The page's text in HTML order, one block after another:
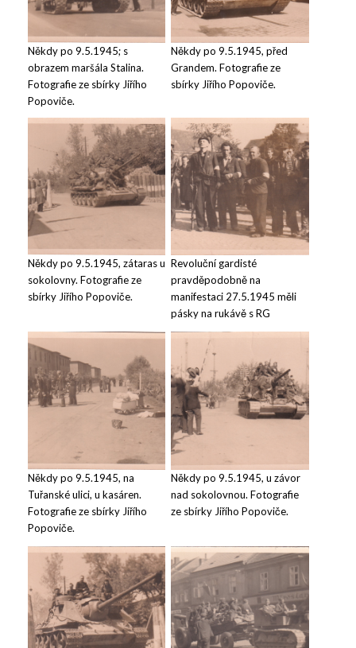
Někdy po 9.5.1945; s
obrazem maršála Stalina.
Fotografie ze sbírky Jiřího
Popoviče.
Někdy po 9.5.1945, před
Grandem. Fotografie ze
sbírky Jiřího Popoviče.
Někdy po 9.5.1945, zátaras u
sokolovny. Fotografie ze
sbírky Jiřího Popoviče.
Revoluční gardisté
pravděpodobně na
manifestaci 27.5.1945 měli
pásky na rukávě s RG
Někdy po 9.5.1945, na
Tuřanské ulici, u kasáren.
Fotografie ze sbírky Jiřího
Popoviče.
Někdy po 9.5.1945, u závor
nad sokolovnou. Fotografie
ze sbírky Jiřího Popoviče.